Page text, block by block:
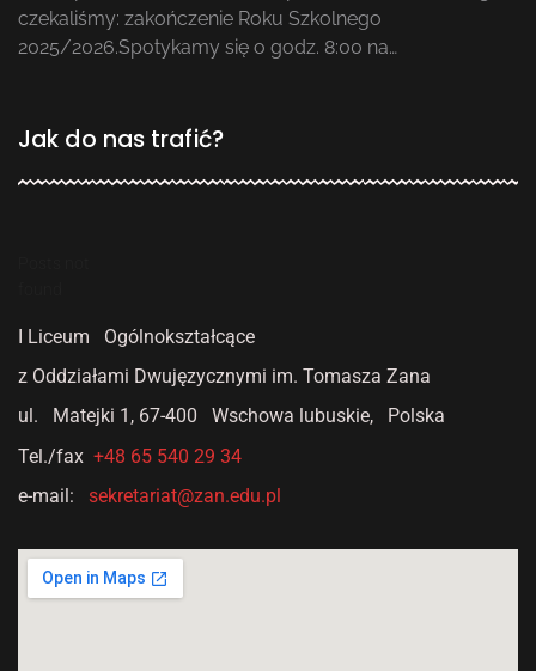
czekaliśmy: zakończenie Roku Szkolnego
2025/2026.Spotykamy się o godz. 8:00 na…
Jak do nas trafić?
I Liceum Ogólnokształcące
z Oddziałami Dwujęzycznymi im. Tomasza Zana
ul. Matejki 1, 67-400 Wschowa lubuskie, Polska
Tel./fax +48 65 540 29 34
e-mail: sekretariat@zan.edu.pl